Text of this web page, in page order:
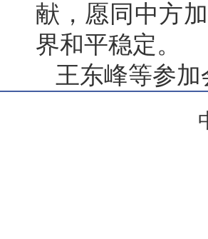
献，愿同中方
界和平稳定。
王东峰等参加